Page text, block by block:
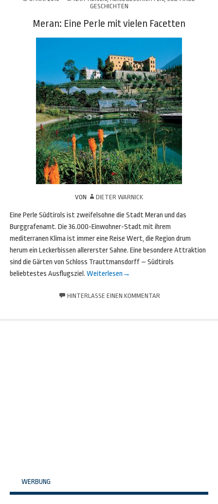
GESCHICHTEN
Meran: Eine Perle mit vielen Facetten
VON DIETER WARNICK
Eine Perle Südtirols ist zweifelsohne die Stadt Meran und das
Burggrafenamt. Die 36.000-Einwohner-Stadt mit ihrem
mediterranen Klima ist immer eine Reise Wert, die Region drum
herum ein Leckerbissen allererster Sahne. Eine besondere Attraktion
sind die Gärten von Schloss Trauttmansdorff – Südtirols
beliebtestes Ausflugsziel. Weiterlesen →
HINTERLASSE EINEN KOMMENTAR
WERBUNG